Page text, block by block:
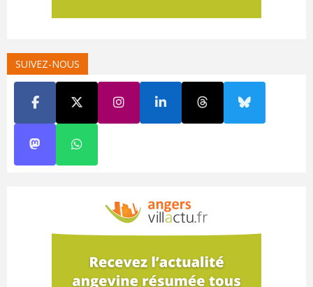
SUIVEZ-NOUS